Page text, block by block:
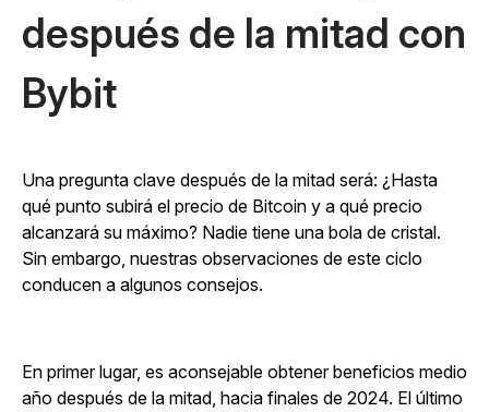
después de la mitad con
Bybit
Una pregunta clave después de la mitad será: ¿Hasta
qué punto subirá el precio de Bitcoin y a qué precio
alcanzará su máximo? Nadie tiene una bola de cristal.
Sin embargo, nuestras observaciones de este ciclo
conducen a algunos consejos.
En primer lugar, es aconsejable obtener beneficios medio
año después de la mitad, hacia finales de 2024. El último